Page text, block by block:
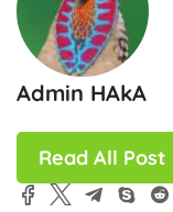
Admin HAkA
Read All Post